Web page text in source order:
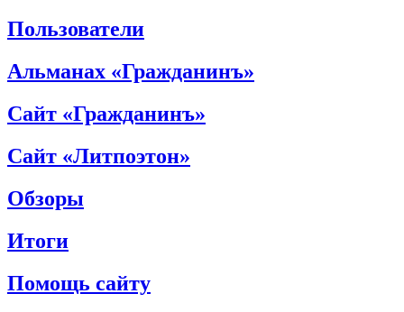
Пользователи
Альманах «Гражданинъ»
Сайт «Гражданинъ»
Сайт «Литпоэтон»
Обзоры
Итоги
Помощь сайту